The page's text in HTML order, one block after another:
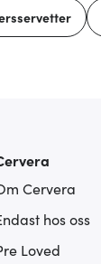
Cervera
hos oss
Loved